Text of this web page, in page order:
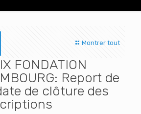
Montrer tout
FONDATION
Report de
de clôture des